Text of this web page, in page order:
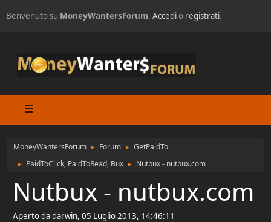
Benvenuto su MoneyWantersForum. Accedio registrati.
MoneyWantersForum ► Forum ► GetPaidTo
► PaidToClick, PaidToRead, Bux ► Nutbux - nutbux.com
Nutbux - nutbux.com
Aperto da darwin, 05 Luglio 2013, 14:46:11